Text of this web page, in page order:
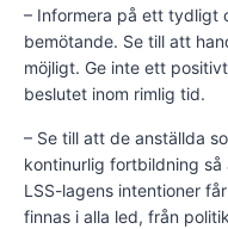
– Informera på ett tydligt
bemötande. Se till att
möjligt. Ge inte ett
beslutet inom rimlig tid.
– Se till att de anställda
kontinurlig fortbildning
LSS-lagens intentioner
finnas i alla led, från